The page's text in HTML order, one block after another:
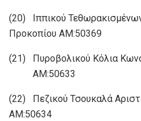
(20) Ιππικού
Προκοπίου ΑΜ:50369
(21) Πυροβολικού Κόλια
ΑΜ:50633
(22) Πεζικού Τσουκαλά
ΑΜ:50634